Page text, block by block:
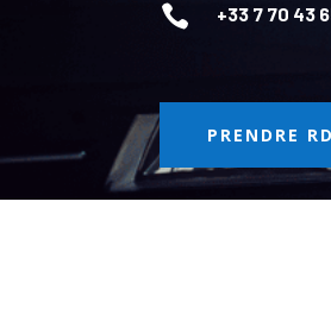
 +33 7 70 43
PRENDRE